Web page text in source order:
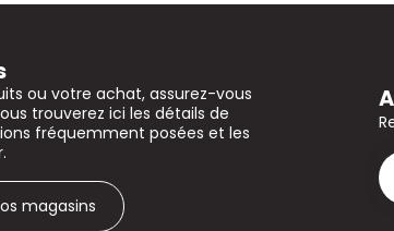
ou votre achat, assurez-vous
trouverez ici les détails de
fréquemment posées et les
magasins